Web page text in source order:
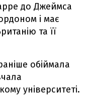
до Джеймса
і має
та її
обіймала
університеті.